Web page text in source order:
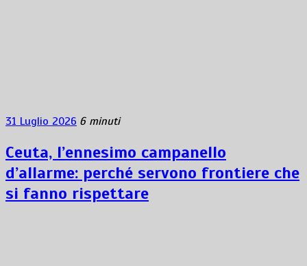
31 Luglio 2026 6 minuti
Ceuta, l’ennesimo campanello
d’allarme: perché servono frontiere che
si fanno rispettare